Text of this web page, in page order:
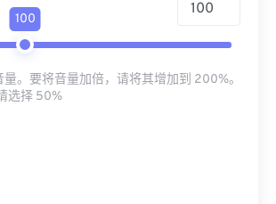
100
。要将音量加倍，请将其增加到 200%。
选择 50%